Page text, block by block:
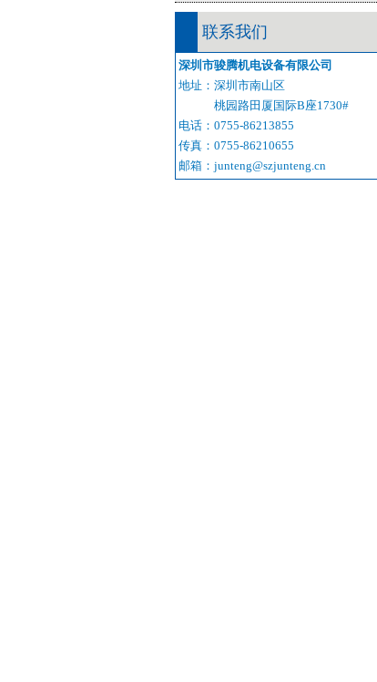
联系我们
深圳市骏腾机电设备有限公司
地址：深圳市南山区
桃园路田厦国际B座1730#
电话：0755-86213855
传真：0755-86210655
邮箱：junteng@szjunteng.cn